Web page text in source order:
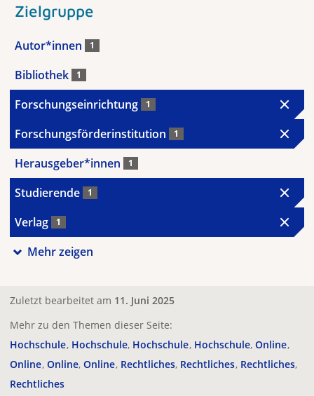
Zielgruppe
Autor*innen 1
Bibliothek 1
Forschungseinrichtung 1
Forschungsförderinstitution 1
Herausgeber*innen 1
Studierende 1
Verlag 1
Mehr zeigen
Zuletzt bearbeitet am 11. Juni 2025
Mehr zu den Themen dieser Seite:
Hochschule Hochschule Hochschule Hochschule Online
Online Online Online Rechtliches Rechtliches Rechtliches
Rechtliches